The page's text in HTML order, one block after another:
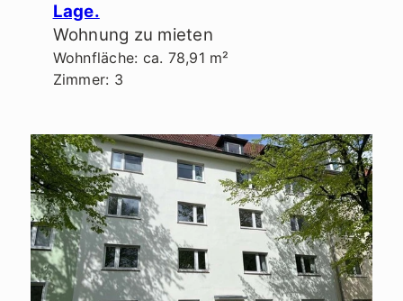
Lage.
Wohnung zu mieten
Wohnfläche: ca. 78,91 m²
Zimmer: 3